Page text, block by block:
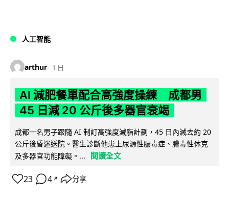
人工智能
arthur 1 日
AI 減肥餐單配合高強度操練 成都男
45 日減 20 公斤後多器官衰竭
成都一名男子跟隨 AI 制訂高強度減脂計劃，45 日內減去約 20
公斤後昏迷送院。醫生診斷他患上尿源性膿毒症、膿毒性休克
及多器官功能障礙。...
閱讀全文
23 4 ↗ 分享